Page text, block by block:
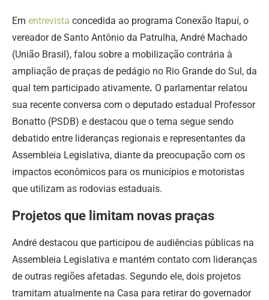
Em entrevista concedida ao programa Conexão Itapuí, o
vereador de Santo Antônio da Patrulha, André Machado
(União Brasil), falou sobre a mobilização contrária à
ampliação de praças de pedágio no Rio Grande do Sul, da
qual tem participado ativamente. O parlamentar relatou
sua recente conversa com o deputado estadual Professor
Bonatto (PSDB) e destacou que o tema segue sendo
debatido entre lideranças regionais e representantes da
Assembleia Legislativa, diante da preocupação com os
impactos econômicos para os municípios e motoristas
que utilizam as rodovias estaduais.
Projetos que limitam novas praças
André destacou que participou de audiências públicas na
Assembleia Legislativa e mantém contato com lideranças
de outras regiões afetadas. Segundo ele, dois projetos
tramitam atualmente na Casa para retirar do governador